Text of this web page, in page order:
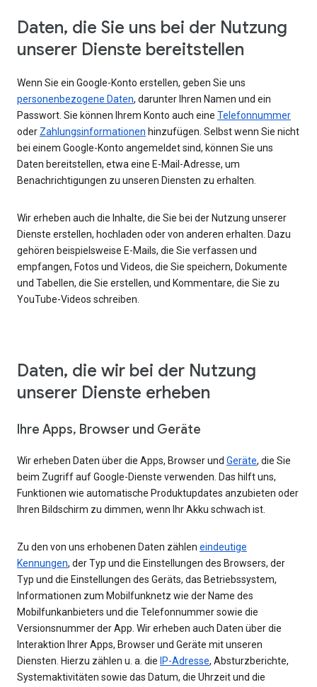
Daten, die Sie uns bei der Nutzung
unserer Dienste bereitstellen
Wenn Sie ein Google-Konto erstellen, geben Sie uns
personenbezogene Daten, darunter Ihren Namen und ein
Passwort. Sie können Ihrem Konto auch eine Telefonnummer
oder Zahlungsinformationen hinzufügen. Selbst wenn Sie nicht
bei einem Google-Konto angemeldet sind, können Sie uns
Daten bereitstellen, etwa eine E-Mail-Adresse, um
Benachrichtigungen zu unseren Diensten zu erhalten.
Wir erheben auch die Inhalte, die Sie bei der Nutzung unserer
Dienste erstellen, hochladen oder von anderen erhalten. Dazu
gehören beispielsweise E-Mails, die Sie verfassen und
empfangen, Fotos und Videos, die Sie speichern, Dokumente
und Tabellen, die Sie erstellen, und Kommentare, die Sie zu
YouTube-Videos schreiben.
Daten, die wir bei der Nutzung
unserer Dienste erheben
Ihre Apps, Browser und Geräte
Wir erheben Daten über die Apps, Browser und Geräte, die Sie
beim Zugriff auf Google-Dienste verwenden. Das hilft uns,
Funktionen wie automatische Produktupdates anzubieten oder
Ihren Bildschirm zu dimmen, wenn Ihr Akku schwach ist.
Zu den von uns erhobenen Daten zählen eindeutige
Kennungen, der Typ und die Einstellungen des Browsers, der
Typ und die Einstellungen des Geräts, das Betriebssystem,
Informationen zum Mobilfunknetz wie der Name des
Mobilfunkanbieters und die Telefonnummer sowie die
Versionsnummer der App. Wir erheben auch Daten über die
Interaktion Ihrer Apps, Browser und Geräte mit unseren
Diensten. Hierzu zählen u. a. die IP-Adresse, Absturzberichte,
Systemaktivitäten sowie das Datum, die Uhrzeit und die